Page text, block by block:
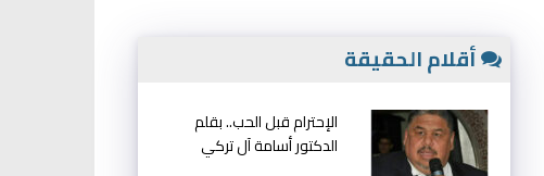
أقلام الحقيقة
الإحترام قبل الحب.. بقلم
الدكتور أسامة آل تركي